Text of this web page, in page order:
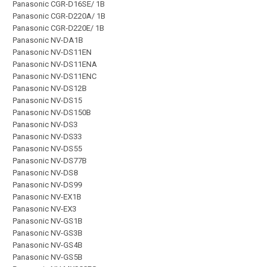
Panasonic CGR-D16SE/ 1B
Panasonic CGR-D220A/ 1B
Panasonic CGR-D220E/ 1B
Panasonic NV-DA1B
Panasonic NV-DS11EN
Panasonic NV-DS11ENA
Panasonic NV-DS11ENC
Panasonic NV-DS12B
Panasonic NV-DS15
Panasonic NV-DS150B
Panasonic NV-DS3
Panasonic NV-DS33
Panasonic NV-DS55
Panasonic NV-DS77B
Panasonic NV-DS8
Panasonic NV-DS99
Panasonic NV-EX1B
Panasonic NV-EX3
Panasonic NV-GS1B
Panasonic NV-GS3B
Panasonic NV-GS4B
Panasonic NV-GS5B